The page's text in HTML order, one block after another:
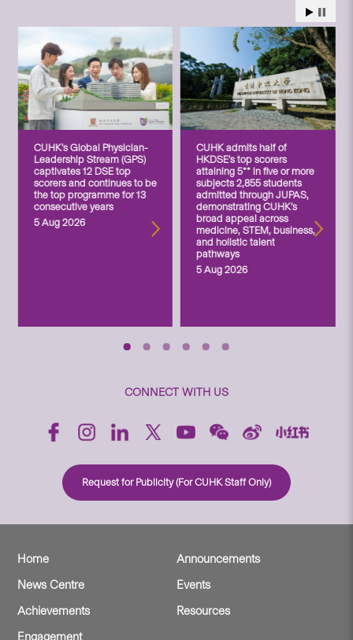
CUHK’s Global Physician-
Leadership Stream (GPS)
captivates 12 DSE top
scorers and continues to be
the top programme for 13
consecutive years
5 Aug 2026
CUHK admits half of
HKDSE’s top scorers
attaining 5** in five or more
subjects 2,855 students
admitted through JUPAS,
demonstrating CUHK’s
broad appeal across
medicine, STEM, business,
and holistic talent
pathways
5 Aug 2026
CONNECT WITH US
Request for Publicity (For CUHK Staff Only)
Home
Announcements
News Centre
Events
Achievements
Resources
Engagement